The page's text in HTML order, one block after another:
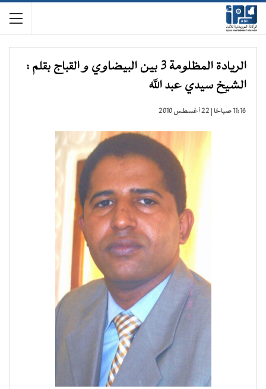
الريادة المظلومة 3 بين البيضاوي و القباج بقلم :
الشيخ سيدي عبد الله
11:16 صباحًا | 22 أغسطس 2010